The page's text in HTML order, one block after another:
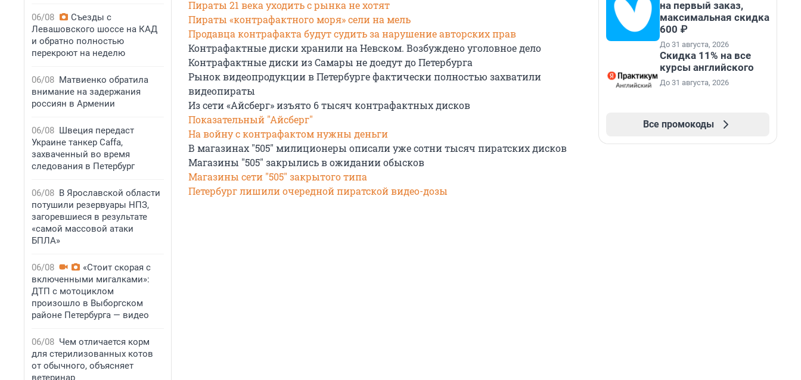
06/08
Съезды с
Левашовского шоссе на КАД
и обратно полностью
перекроют на неделю
06/08 Матвиенко обратила
внимание на задержания
россиян в Армении
06/08 Швеция передаст
Украине танкер Caffa,
захваченный во время
следования в Петербург
06/08 В Ярославской области
потушили резервуары НПЗ,
загоревшиеся в результате
«самой массовой атаки
БПЛА»
06/08
«Стоит скорая с
включенными мигалками»:
ДТП с мотоциклом
произошло в Выборгском
районе Петербурга — видео
06/08 Чем отличается корм
для стерилизованных котов
от обычного, объясняет
ветеринар
Пираты 21 века уходить с рынка не хотят
Пираты «контрафактного моря» сели на мель
Продавца контрафакта будут судить за нарушение авторских прав
Контрафактные диски хранили на Невском. Возбуждено уголовное дело
Контрафактные диски из Самары не доедут до Петербурга
Рынок видеопродукции в Петербурге фактически полностью захватили
видеопираты
Из сети «Айсберг» изъято 6 тысяч контрафактных дисков
Показательный "Айсберг"
На войну с контрафактом нужны деньги
В магазинах "505" милиционеры описали уже сотни тысяч пиратских дисков
Магазины "505" закрылись в ожидании обысков
Магазины сети "505" закрытого типа
Петербург лишили очередной пиратской видео-дозы
на первый заказ,
максимальная скидка
600 ₽
До 31 августа, 2026
Скидка 11% на все
курсы английского
До 31 августа, 2026
Все промокоды